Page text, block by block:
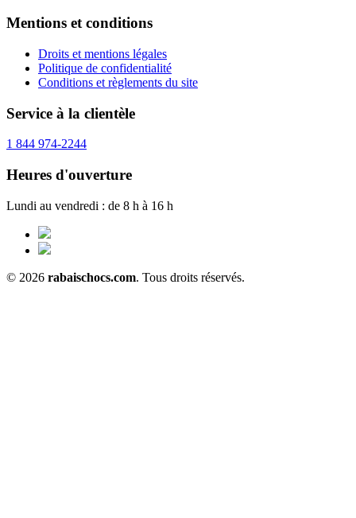
Mentions et conditions
Droits et mentions légales
Politique de confidentialité
Conditions et règlements du site
Service à la clientèle
1 844 974-2244
Heures d'ouverture
Lundi au vendredi : de 8 h à 16 h
© 2026 rabaischocs.com. Tous droits réservés.